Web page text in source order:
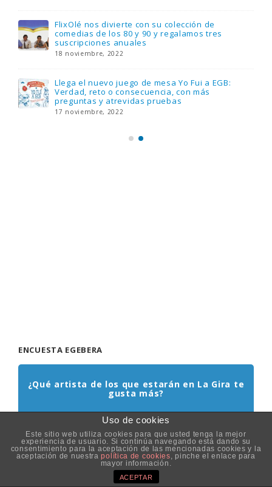
FlixOlé nos divierte con su colección de
comedias de los 80 y 90 y regalamos tres
suscripciones anuales
18 noviembre, 2022
Llega el nuevo juego de mesa Yo Fui a EGB:
Verdad, reto o consecuencia, con más
preguntas y atrevidas pruebas
17 noviembre, 2022
ENCUESTA EGEBERA
¿Qué artista de los que estarán en La Gira te
gusta más?
Sabrina
Boney M
La Guardia
Paco Pil
Uso de cookies
Este sitio web utiliza cookies para que usted tenga la mejor
experiencia de usuario. Si continúa navegando está dando su
consentimiento para la aceptación de las mencionadas cookies y la
aceptación de nuestrapolítica de cookies, pinche el enlace para
mayor información.
ACEPTAR